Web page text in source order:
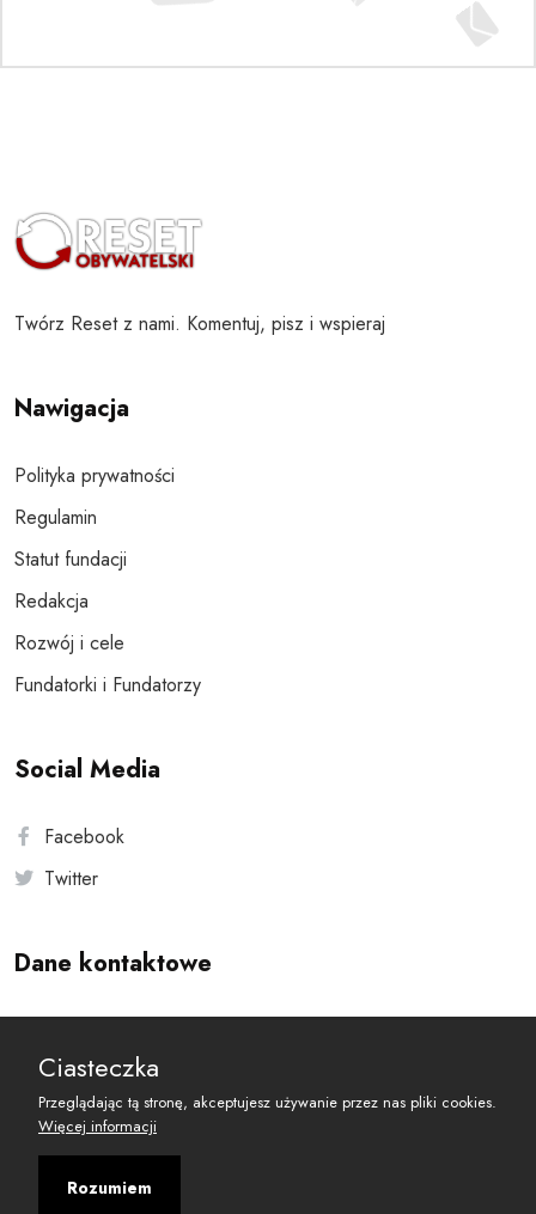
Twórz Reset z nami. Komentuj, pisz i wspieraj
Nawigacja
Polityka prywatności
Regulamin
Statut fundacji
Redakcja
Rozwój i cele
Fundatorki i Fundatorzy
Social Media
Facebook
Twitter
Dane kontaktowe
reset@resetobywatelski.pl
Ciasteczka
Przeglądając tą stronę, akceptujesz używanie przez nas pliki cookies.
Więcej informacji
Rozumiem